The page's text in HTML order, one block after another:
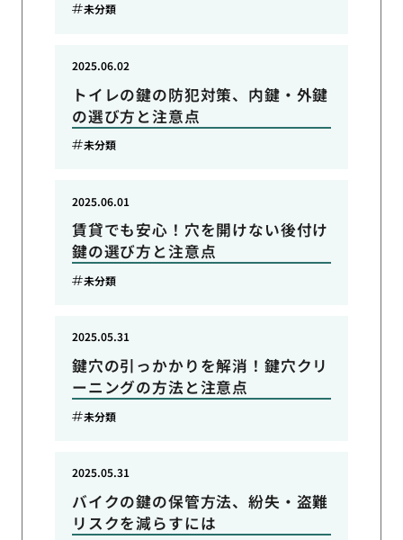
未分類
トイレの鍵の防犯対策、内鍵・外鍵
の選び方と注意点
2025.06.02
未分類
賃貸でも安心！穴を開けない後付け
鍵の選び方と注意点
2025.06.01
未分類
鍵穴の引っかかりを解消！鍵穴クリ
ーニングの方法と注意点
2025.05.31
未分類
バイクの鍵の保管方法、紛失・盗難
リスクを減らすには
2025.05.31